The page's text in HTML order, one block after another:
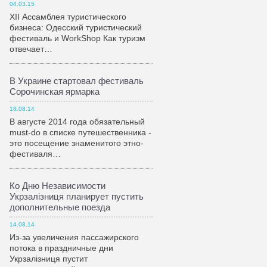
04.03.15
XII Ассамблея туристического
бизнеса: Одесский туристический
фестиваль и WorkShop Как туризм
отвечает…
В Украине стартовал фестиваль
Сорочинская ярмарка
18.08.14
В августе 2014 года обязательный
must-do в списке путешественника -
это посещение знаменитого этно-
фестиваля…
Ко Дню Независимости
Укрзалiзниця планирует пустить
дополнительные поезда
14.08.14
Из-за увеличения пассажирского
потока в праздничные дни
Укрзалiзниця пустит